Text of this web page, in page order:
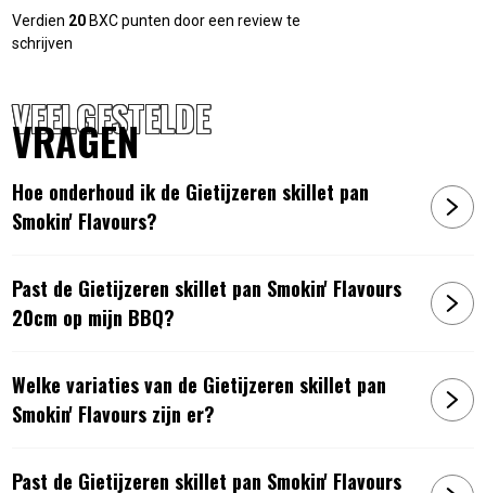
Artikelnummers:
7436945999995
Verdien 20 BXC punten door een review te
schrijven
VEELGESTELDE
VRAGEN
Hoe onderhoud ik de Gietijzeren skillet pan
Smokin' Flavours?
Past de Gietijzeren skillet pan Smokin' Flavours
20cm op mijn BBQ?
Welke variaties van de Gietijzeren skillet pan
Smokin' Flavours zijn er?
Past de Gietijzeren skillet pan Smokin' Flavours